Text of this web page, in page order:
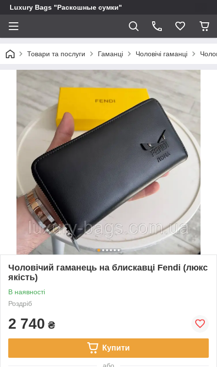
Luxury Bags "Раскошные сумки"
Товари та послуги Гаманці Чоловічі гаманці
Чоловічий гаманець на блискавці Fendi (люкс
якість)
В наявності
Роздріб
2 740 ₴
Купити
або